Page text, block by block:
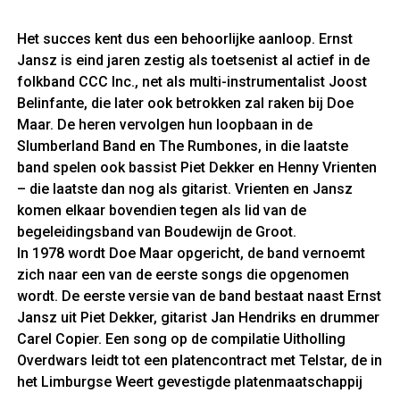
Het succes kent dus een behoorlijke aanloop. Ernst
Jansz is eind jaren zestig als toetsenist al actief in de
folkband CCC Inc., net als multi-instrumentalist Joost
Belinfante, die later ook betrokken zal raken bij Doe
Maar. De heren vervolgen hun loopbaan in de
Slumberland Band en The Rumbones, in die laatste
band spelen ook bassist Piet Dekker en Henny Vrienten
– die laatste dan nog als gitarist. Vrienten en Jansz
komen elkaar bovendien tegen als lid van de
begeleidingsband van Boudewijn de Groot.
In 1978 wordt Doe Maar opgericht, de band vernoemt
zich naar een van de eerste songs die opgenomen
wordt. De eerste versie van de band bestaat naast Ernst
Jansz uit Piet Dekker, gitarist Jan Hendriks en drummer
Carel Copier. Een song op de compilatie Uitholling
Overdwars leidt tot een platencontract met Telstar, de in
het Limburgse Weert gevestigde platenmaatschappij